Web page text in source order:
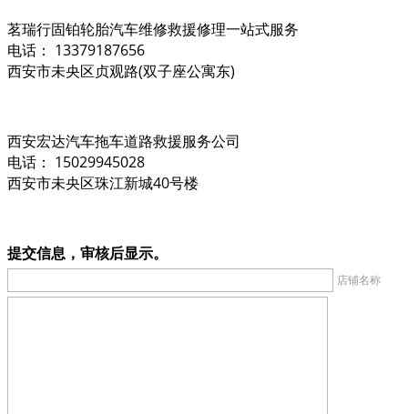
茗瑞行固铂轮胎汽车维修救援修理一站式服务
电话： 13379187656
西安市未央区贞观路(双子座公寓东)
西安宏达汽车拖车道路救援服务公司
电话： 15029945028
西安市未央区珠江新城40号楼
提交信息，审核后显示。
店铺名称